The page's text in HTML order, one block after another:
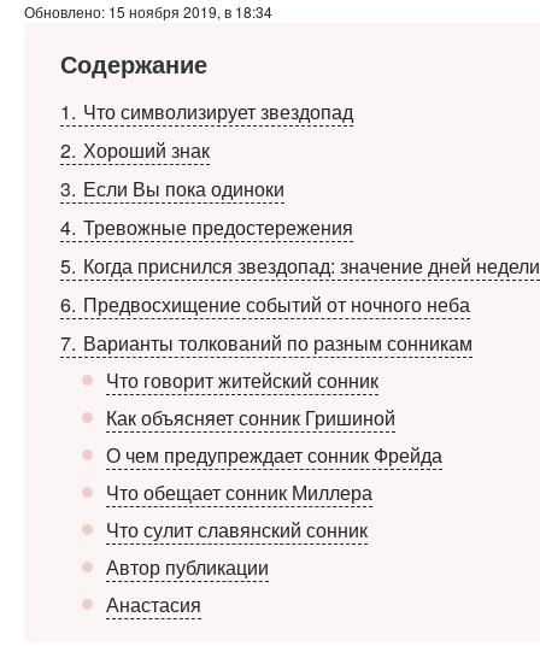
Обновлено: 15 ноября 2019, в 18:34
Содержание
1
Что символизирует звездопад
2 Хороший знак
3 Если Вы пока одиноки
4 Тревожные предостережения
5 Когда приснился звездопад: значение дней недели
6 Предвосхищение событий от ночного неба
7 Варианты толкований по разным сонникам
Что говорит житейский сонник
Как объясняет сонник Гришиной
О чем предупреждает сонник Фрейда
Что обещает сонник Миллера
Что сулит славянский сонник
Автор публикации
Анастасия